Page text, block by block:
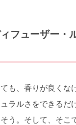
フューザー・
も、香りが良くな
ラルさをできる
う。そして、そこ